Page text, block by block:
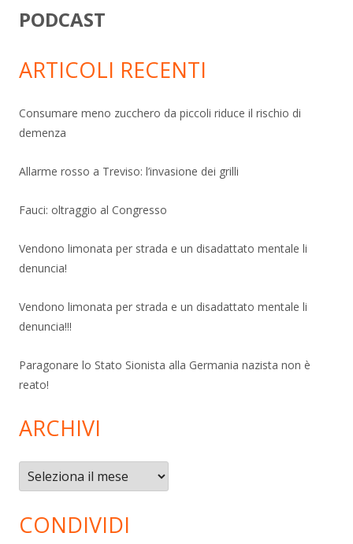
PODCAST
ARTICOLI RECENTI
Consumare meno zucchero da piccoli riduce il rischio di
demenza
Allarme rosso a Treviso: l’invasione dei grilli
Fauci: oltraggio al Congresso
Vendono limonata per strada e un disadattato mentale li
denuncia!
Vendono limonata per strada e un disadattato mentale li
denuncia!!!
Paragonare lo Stato Sionista alla Germania nazista non è
reato!
ARCHIVI
Archivi
CONDIVIDI